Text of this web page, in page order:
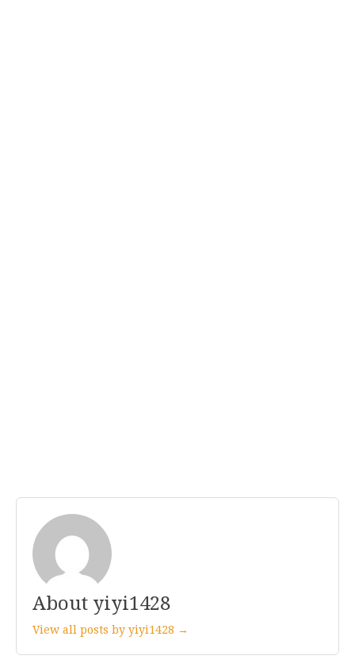
About yiyi1428
View all posts by yiyi1428 →